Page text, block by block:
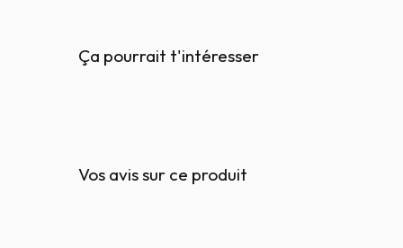
Ça pourrait t'intéresser
Vos avis sur ce produit